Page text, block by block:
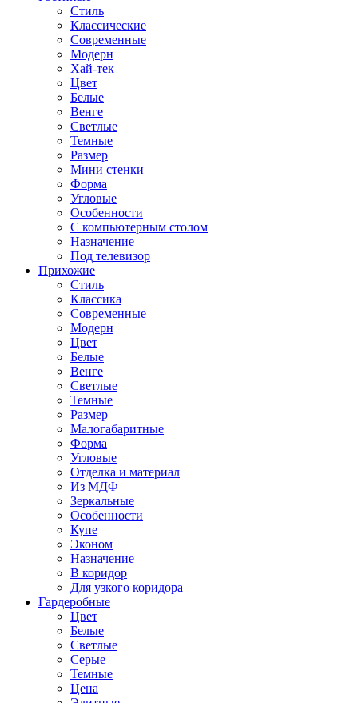
Стиль
Классические
Современные
Модерн
Хай-тек
Цвет
Белые
Венге
Светлые
Темные
Размер
Мини стенки
Форма
Угловые
Особенности
С компьютерным столом
Назначение
Под телевизор
Прихожие
Стиль
Классика
Современные
Модерн
Цвет
Белые
Венге
Светлые
Темные
Размер
Малогабаритные
Форма
Угловые
Отделка и материал
Из МДФ
Зеркальные
Особенности
Купе
Эконом
Назначение
В коридор
Для узкого коридора
Гардеробные
Цвет
Белые
Светлые
Серые
Темные
Цена